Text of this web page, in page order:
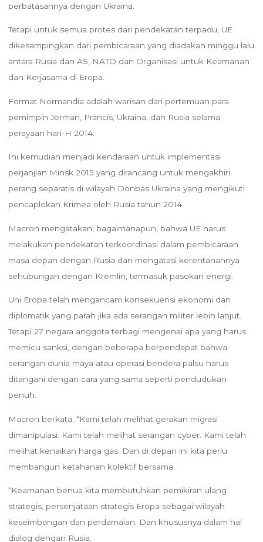
perbatasannya dengan Ukraina.
Tetapi untuk semua protes dari pendekatan terpadu, UE
dikesampingkan dari pembicaraan yang diadakan minggu lalu
antara Rusia dan AS, NATO dan Organisasi untuk Keamanan
dan Kerjasama di Eropa.
Format Normandia adalah warisan dari pertemuan para
pemimpin Jerman, Prancis, Ukraina, dan Rusia selama
perayaan hari-H 2014.
Ini kemudian menjadi kendaraan untuk implementasi
perjanjian Minsk 2015 yang dirancang untuk mengakhiri
perang separatis di wilayah Donbas Ukraina yang mengikuti
pencaplokan Krimea oleh Rusia tahun 2014.
Macron mengatakan, bagaimanapun, bahwa UE harus
melakukan pendekatan terkoordinasi dalam pembicaraan
masa depan dengan Rusia dan mengatasi kerentanannya
sehubungan dengan Kremlin, termasuk pasokan energi.
Uni Eropa telah mengancam konsekuensi ekonomi dan
diplomatik yang parah jika ada serangan militer lebih lanjut.
Tetapi 27 negara anggota terbagi mengenai apa yang harus
memicu sanksi, dengan beberapa berpendapat bahwa
serangan dunia maya atau operasi bendera palsu harus
ditangani dengan cara yang sama seperti pendudukan
penuh.
Macron berkata: “Kami telah melihat gerakan migrasi
dimanipulasi. Kami telah melihat serangan cyber. Kami telah
melihat kenaikan harga gas. Dan di depan ini kita perlu
membangun ketahanan kolektif bersama.
“Keamanan benua kita membutuhkan pemikiran ulang
strategis, persenjataan strategis Eropa sebagai wilayah
keseimbangan dan perdamaian. Dan khususnya dalam hal
dialog dengan Rusia.